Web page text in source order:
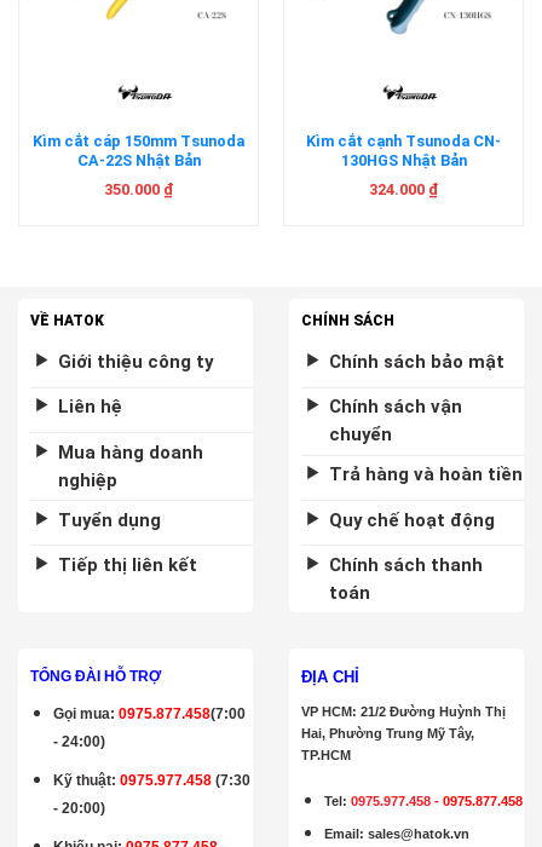
Kìm cắt cáp 150mm Tsunoda
CA-22S Nhật Bản
350.000 ₫
Kìm cắt cạnh Tsunoda CN-
130HGS Nhật Bản
324.000 ₫
VỀ HATOK
Giới thiệu công ty
Liên hệ
Mua hàng doanh
nghiệp
Tuyển dụng
Tiếp thị liên kết
CHÍNH SÁCH
Chính sách bảo mật
Chính sách vận
chuyển
Trả hàng và hoàn tiền
Quy chế hoạt động
Chính sách thanh
toán
TỔNG ĐÀI HỖ TRỢ
Gọi mua:0975.877.458(7:00
- 24:00)
Kỹ thuật:0975.977.458 (7:30
- 20:00)
ĐỊA CHỈ
VP HCM: 21/2 Đường Huỳnh Thị
Hai, Phường Trung Mỹ Tây,
TP.HCM
Tel:0975.977.458 -0975.877.458
Email:sales@hatok.vn